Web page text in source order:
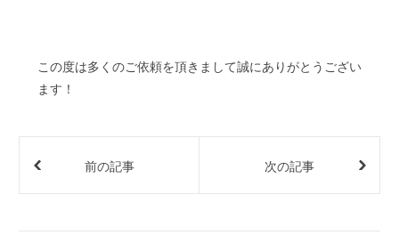
この度は多くのご依頼を頂きまして誠にありがとうござい
ます！
前の記事 次の記事